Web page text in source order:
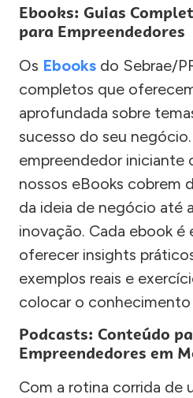
Ebooks: Guias
para Empreendedores
Os Ebooks do Sebrae/
completos que
aprofundada sobre
sucesso do seu
empreendedor iniciante
nossos eBooks cobrem
da ideia de negócio até
inovação. Cada ebook é
oferecer insights
exemplos reais e
colocar o conhecimento
Podcasts: Conteúdo
Empreendedores em
Com a rotina corrida de